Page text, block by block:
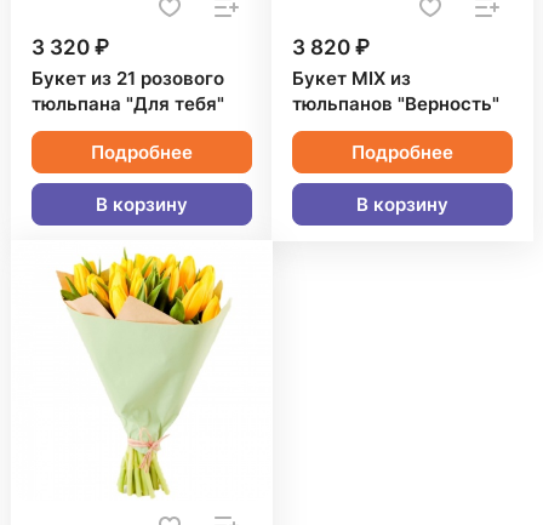
3 320 ₽
Букет из 21 розового
тюльпана "Для тебя"
Подробнее
В корзину
3 820 ₽
Букет MIX из
тюльпанов "Верность"
Подробнее
В корзину